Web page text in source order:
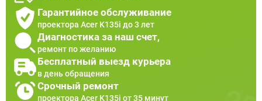
Гарантийное обслуживание
проектора Acer K135i до 3 лет
Диагностика за наш счет,
ремонт по желанию
Бесплатный выезд курьера
в день обращения
Срочный ремонт
проектора Acer K135i от 35 минут